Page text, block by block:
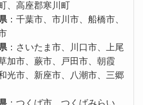
、高座郡寒川町
：千葉市、市川市、船橋市、
：さいたま市、川口市、上尾
加市、蕨市、戸田市、朝霞
光市、新座市、八潮市、三郷